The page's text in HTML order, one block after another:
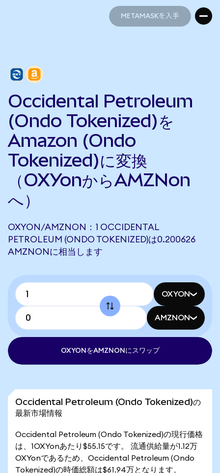
METAMASKを入手
Occidental Petroleum
(Ondo Tokenized)を
Amazon (Ondo
Tokenized)に変換
（OXYonからAMZNon
へ）
OXYON/AMZNON：1 OCCIDENTAL
PETROLEUM (ONDO TOKENIZED)は0.200626
AMZNONに相当します
OXYON
AMZNON
OXYONをAMZNONにスワップ
Occidental Petroleum (Ondo Tokenized)の
最新市場情報
Occidental Petroleum (Ondo Tokenized)の現行価格
は、1OXYonあたり$55.15です。 流通供給量が1.12万
OXYonであるため、Occidental Petroleum (Ondo
Tokenized)の時価総額は$61.94万となります。